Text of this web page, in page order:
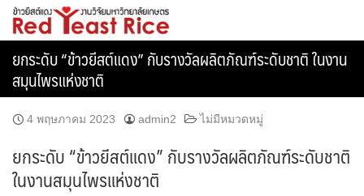
Skipข้าวยีสต์แดง
ยกระดับ “ข้าวยีสต์แดง” กับรางวัลผลิตภัณฑ์ระดับชาติ ในงาน
สมุนไพรแห่งชาติ
4 พฤษภาคม 2023 admin2 ไม่มีหมวดหมู่
ยกระดับ “ข้าวยีสต์แดง” กับรางวัลผลิตภัณฑ์ระดับชาติ
ในงานสมุนไพรแห่งชาติ